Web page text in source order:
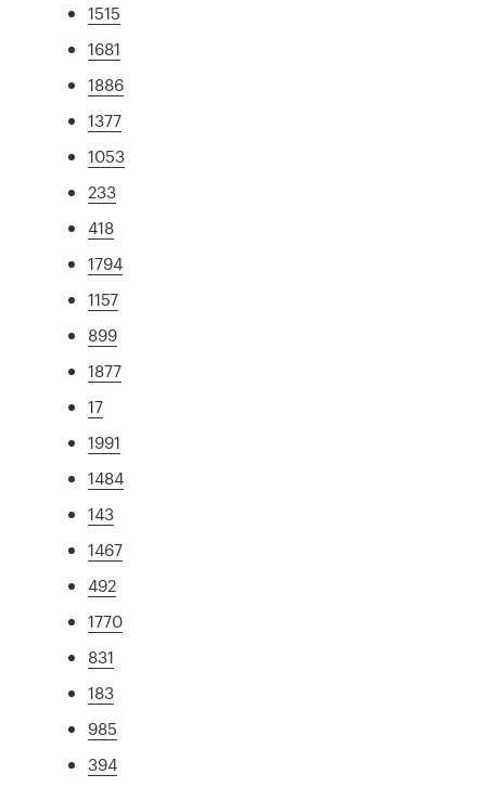
1515
1681
1886
1377
1053
233
418
1794
1157
899
1877
17
1991
1484
143
1467
492
1770
831
183
985
394